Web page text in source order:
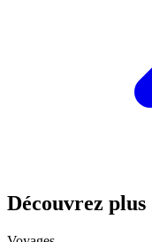
Découvrez plus